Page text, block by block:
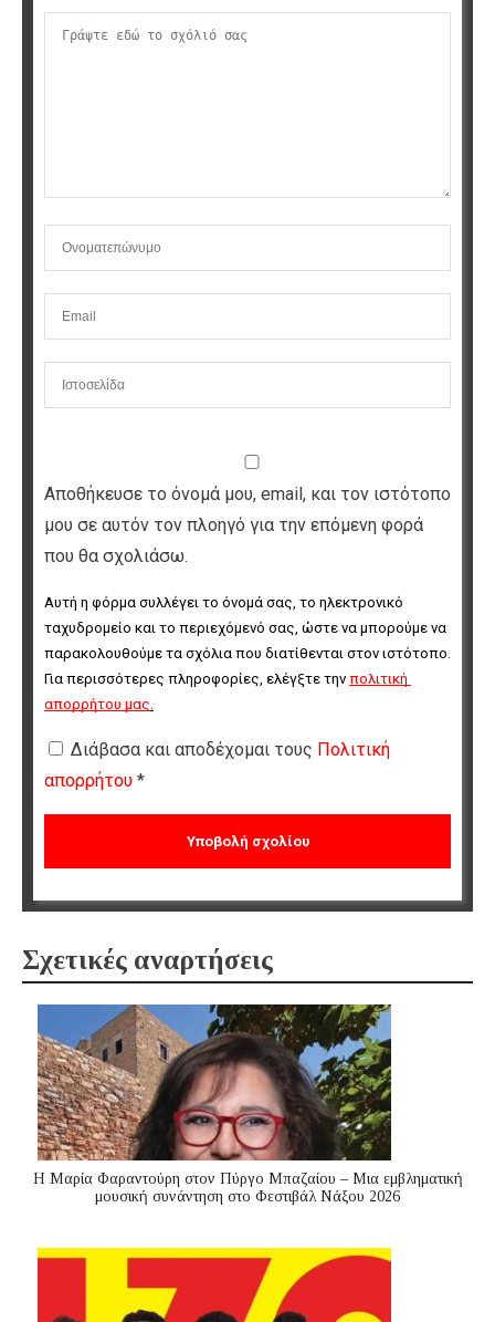
Αποθήκευσε το όνομά μου, email, και τον ιστότοπο
μου σε αυτόν τον πλοηγό για την επόμενη φορά
που θα σχολιάσω.
Αυτή η φόρμα συλλέγει το όνομά σας, το ηλεκτρονικό
ταχυδρομείο και το περιεχόμενό σας, ώστε να μπορούμε να
παρακολουθούμε τα σχόλια που διατίθενται στον ιστότοπο.
Για περισσότερες πληροφορίες, ελέγξτε την πολιτική
απορρήτου μας
Διάβασα και αποδέχομαι τους Πολιτική
απορρήτου *
Σχετικές αναρτήσεις
Η Μαρία Φαραντούρη στον Πύργο Μπαζαίου – Μια εμβληματική
μουσική συνάντηση στο Φεστιβάλ Νάξου 2026